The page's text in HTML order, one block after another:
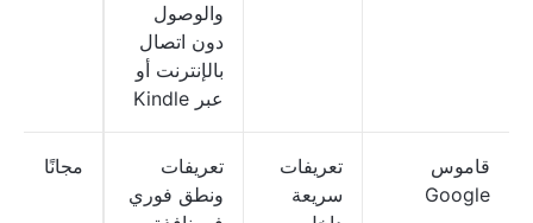
والوصول
دون اتصال
بالإنترنت أو
عبر Kindle
قاموس
Google
تعريفات
سريعة
تعريفات
ونطق فوري
مجانًا